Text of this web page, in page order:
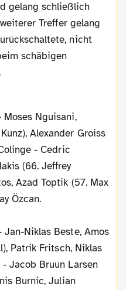
gelang schließlich
Treffer gelang
nicht
schäbigen
Nguisani,
Alexander Groiss
- Cedric
(66. Jeffrey
Azad Toptik (57. Max
Özcan.
Jan-Niklas Beste, Amos
Patrik Fritsch, Niklas
Jacob Bruun Larsen
Burnic, Julian